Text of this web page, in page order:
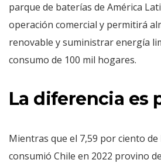
parque de baterías de América
operación comercial y permitirá
renovable y suministrar energía
consumo de 100 mil hogares.
La diferencia es
Mientras que el 7,59 por ciento
consumió Chile en 2022 provino